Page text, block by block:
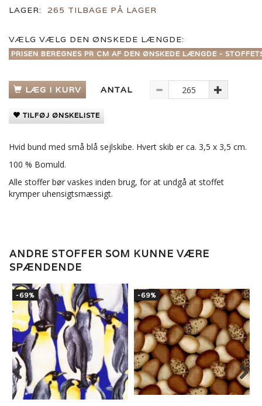
LAGER:
265 TILBAGE PÅ LAGER
VÆLG VÆLG DEN ØNSKEDE LÆNGDE:
PRISEN BEREGNES PR CM AF DEN ØNSKEDE LÆNGDE -
LÆG I KURV ANTAL
TILFØJ ØNSKELISTE
Hvid bund med små blå sejlskibe. Hvert skib er ca. 3,5 x 3,5 cm.
100 % Bomuld.
Alle stoffer bør vaskes inden brug, for at undgå at stoffet
krymper uhensigtsmæssigt.
ANDRE STOFFER SOM KUNNE VÆRE
SPÆNDENDE
-69% -69%